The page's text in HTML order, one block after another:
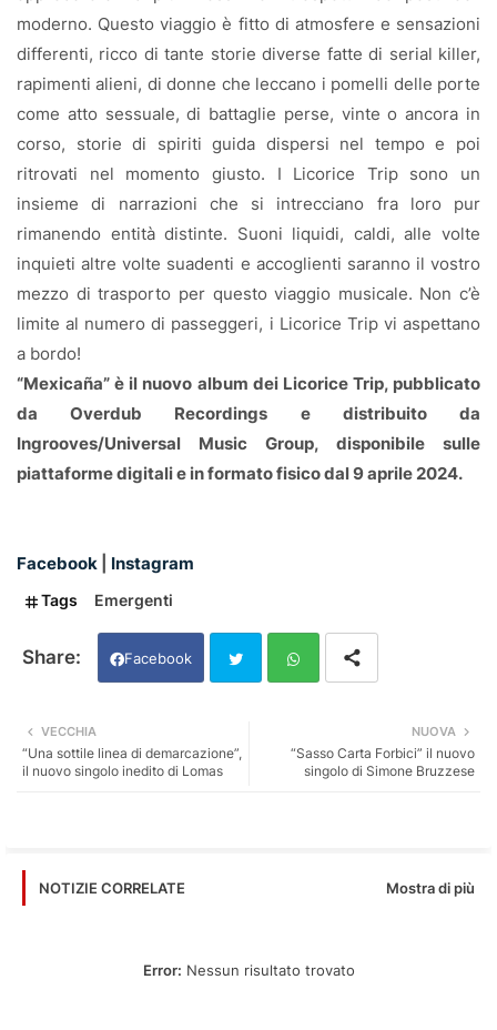
moderno. Questo viaggio è fitto di atmosfere e sensazioni
differenti, ricco di tante storie diverse fatte di serial killer,
rapimenti alieni, di donne che leccano i pomelli delle porte
come atto sessuale, di battaglie perse, vinte o ancora in
corso, storie di spiriti guida dispersi nel tempo e poi
ritrovati nel momento giusto. I Licorice Trip sono un
insieme di narrazioni che si intrecciano fra loro pur
rimanendo entità distinte. Suoni liquidi, caldi, alle volte
inquieti altre volte suadenti e accoglienti saranno il vostro
mezzo di trasporto per questo viaggio musicale. Non c’è
limite al numero di passeggeri, i Licorice Trip vi aspettano
a bordo!
“Mexicaña” è il nuovo album dei Licorice Trip, pubblicato
da Overdub Recordings e distribuito da
Ingrooves/Universal Music Group, disponibile sulle
piattaforme digitali e in formato fisico dal 9 aprile 2024.
Facebook Instagram
Tags Emergenti
Facebook
tter ats
NUOVA
“Sasso Carta Forbici” il nuovo
singolo di Simone Bruzzese
VECCHIA
“Una sottile linea di demarcazione”,
il nuovo singolo inedito di Lomas
NOTIZIE CORRELATE Mostra di più
Error: Nessun risultato trovato